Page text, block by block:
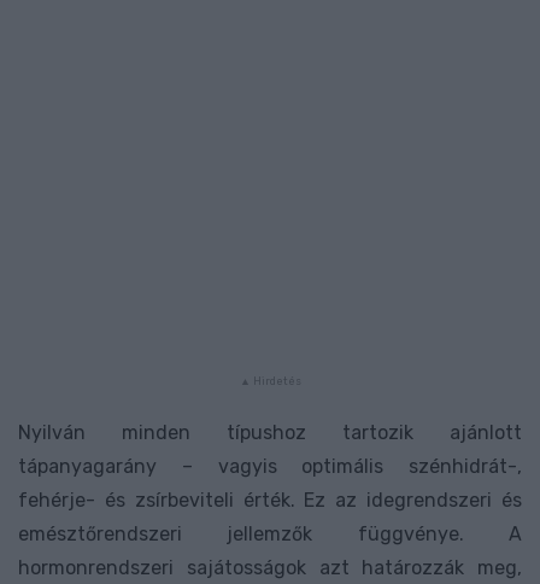
Nyilván minden típushoz tartozik ajánlott
tápanyagarány – vagyis optimális szénhidrát-,
fehérje- és zsírbeviteli érték. Ez az idegrendszeri és
emésztőrendszeri jellemzők függvénye. A
hormonrendszeri sajátosságok azt határozzák meg,